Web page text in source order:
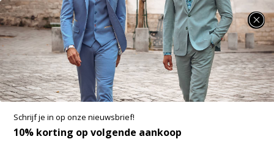
SUMMER SALE: 25% t/m 50% korting op heel veel zomerse items!
Gabbiano Broeken & Jeans
-60% op de gehele OUTLET!
Filters Sorteren op:
Schrijf je in op onze nieuwsbrief!
10% korting op volgende aankoop